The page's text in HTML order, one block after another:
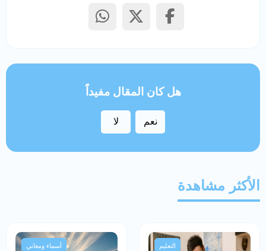
هل كان المقال مفيداً
نعم لا
الأكثر مشاهدة
التعليم أسماء ومعاني